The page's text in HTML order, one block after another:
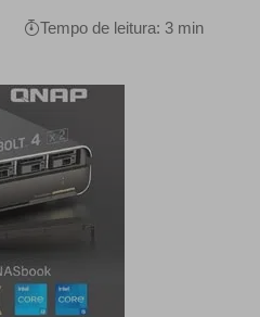
Tempo de leitura: 3 min